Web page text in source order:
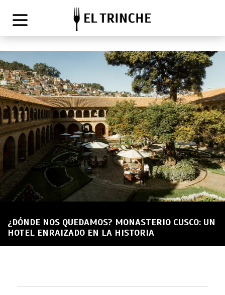
¿DÓNDE NOS QUEDAMOS? MONASTERIO CUSCO: UN
HOTEL ENRAIZADO EN LA HISTORIA